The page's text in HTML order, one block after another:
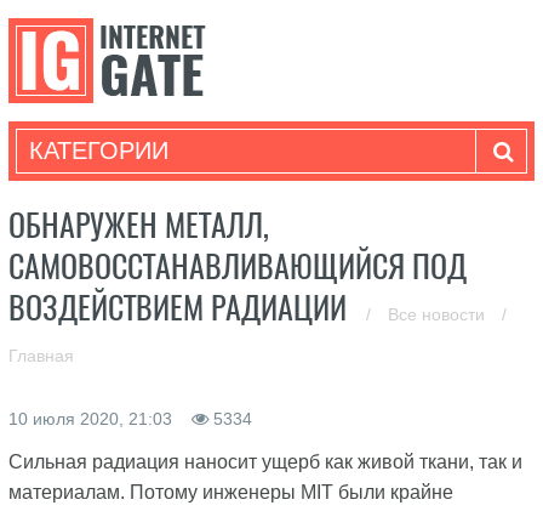
КАТЕГОРИИ
ОБНАРУЖЕН МЕТАЛЛ,
САМОВОССТАНАВЛИВАЮЩИЙСЯ ПОД
ВОЗДЕЙСТВИЕМ РАДИАЦИИ
/ Все новости /
Главная
10 июля 2020, 21:03 5334
Сильная радиация наносит ущерб как живой ткани, так и
материалам. Потому инженеры MIT были крайне